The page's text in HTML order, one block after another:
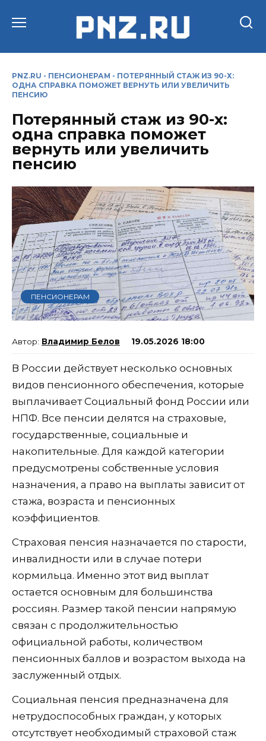
PNZ.RU - ПЕНСИОНЕРАМ - ПОТЕРЯННЫЙ СТАЖ ИЗ 90-Х:
ОДНА СПРАВКА ПОМОЖЕТ ВЕРНУТЬ ИЛИ УВЕЛИЧИТЬ
ПЕНСИЮ
Потерянный стаж из 90-х:
одна справка поможет
вернуть или увеличить
пенсию
ПЕНСИОНЕРАМ
Владимир Белов 19.05.2026 18:00
В России действует несколько основных
видов пенсионного обеспечения, которые
выплачивает Социальный фонд России или
НПФ. Все пенсии делятся на страховые,
государственные, социальные и
накопительные. Для каждой категории
предусмотрены собственные условия
назначения, а право на выплаты зависит от
стажа, возраста и пенсионных
коэффициентов.
Страховая пенсия назначается по старости,
инвалидности или в случае потери
кормильца. Именно этот вид выплат
остается основным для большинства
россиян. Размер такой пенсии напрямую
связан с продолжительностью
официальной работы, количеством
пенсионных баллов и возрастом выхода на
заслуженный отдых.
Социальная пенсия предназначена для
нетрудоспособных граждан, у которых
отсутствует необходимый страховой стаж